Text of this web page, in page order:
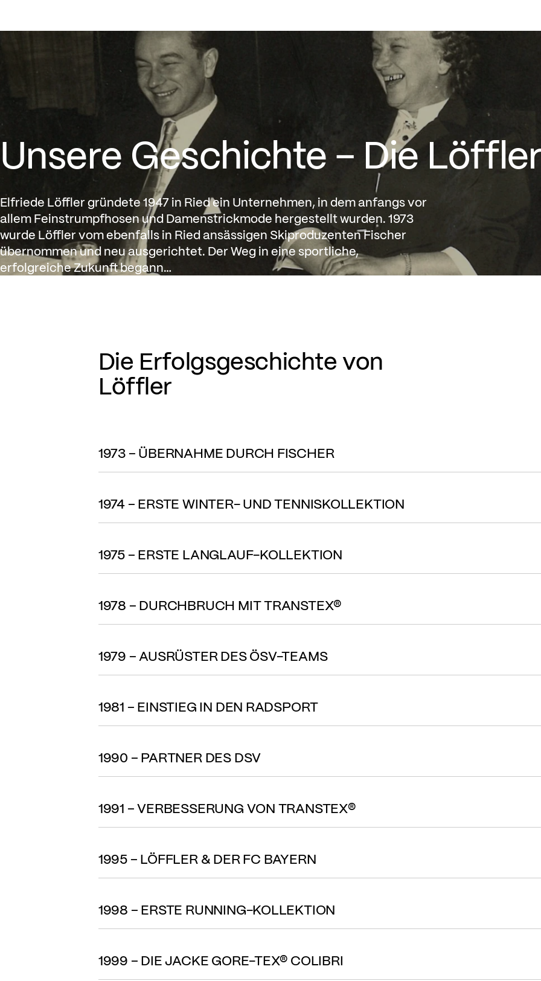
Unsere Geschichte – Die Löffler Chronik
Unsere Geschichte – Die
Elfriede Löffler gründete 1947 in Ried ein Unternehmen, in dem anfangs vor
allem Feinstrumpfhosen und Damenstrickmode hergestellt wurden. 1973
wurde Löffler vom ebenfalls in Ried ansässigen Skiproduzenten Fischer
übernommen und neu ausgerichtet. Der Weg in eine sportliche,
erfolgreiche Zukunft begann…
Die Erfolgsgeschichte von
Löffler
1973 – ÜBERNAHME DURCH FISCHER
1974 – ERSTE WINTER- UND TENNISKOLLEKTION
1975 – ERSTE LANGLAUF-KOLLEKTION
1978 – DURCHBRUCH MIT TRANSTEX®
1979 – AUSRÜSTER DES ÖSV-TEAMS
1981 – EINSTIEG IN DEN RADSPORT
1990 – PARTNER DES DSV
1991 – VERBESSERUNG VON TRANSTEX®
1995 – LÖFFLER & DER FC BAYERN
1998 – ERSTE RUNNING-KOLLEKTION
1999 – DIE JACKE GORE-TEX® COLIBRI